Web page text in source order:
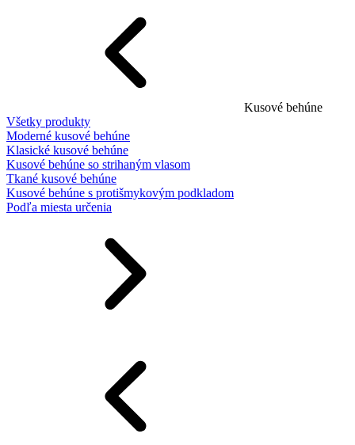
Kusové behúne
Všetky produkty
Moderné kusové behúne
Klasické kusové behúne
Kusové behúne so strihaným vlasom
Tkané kusové behúne
Kusové behúne s protišmykovým podkladom
Podľa miesta určenia